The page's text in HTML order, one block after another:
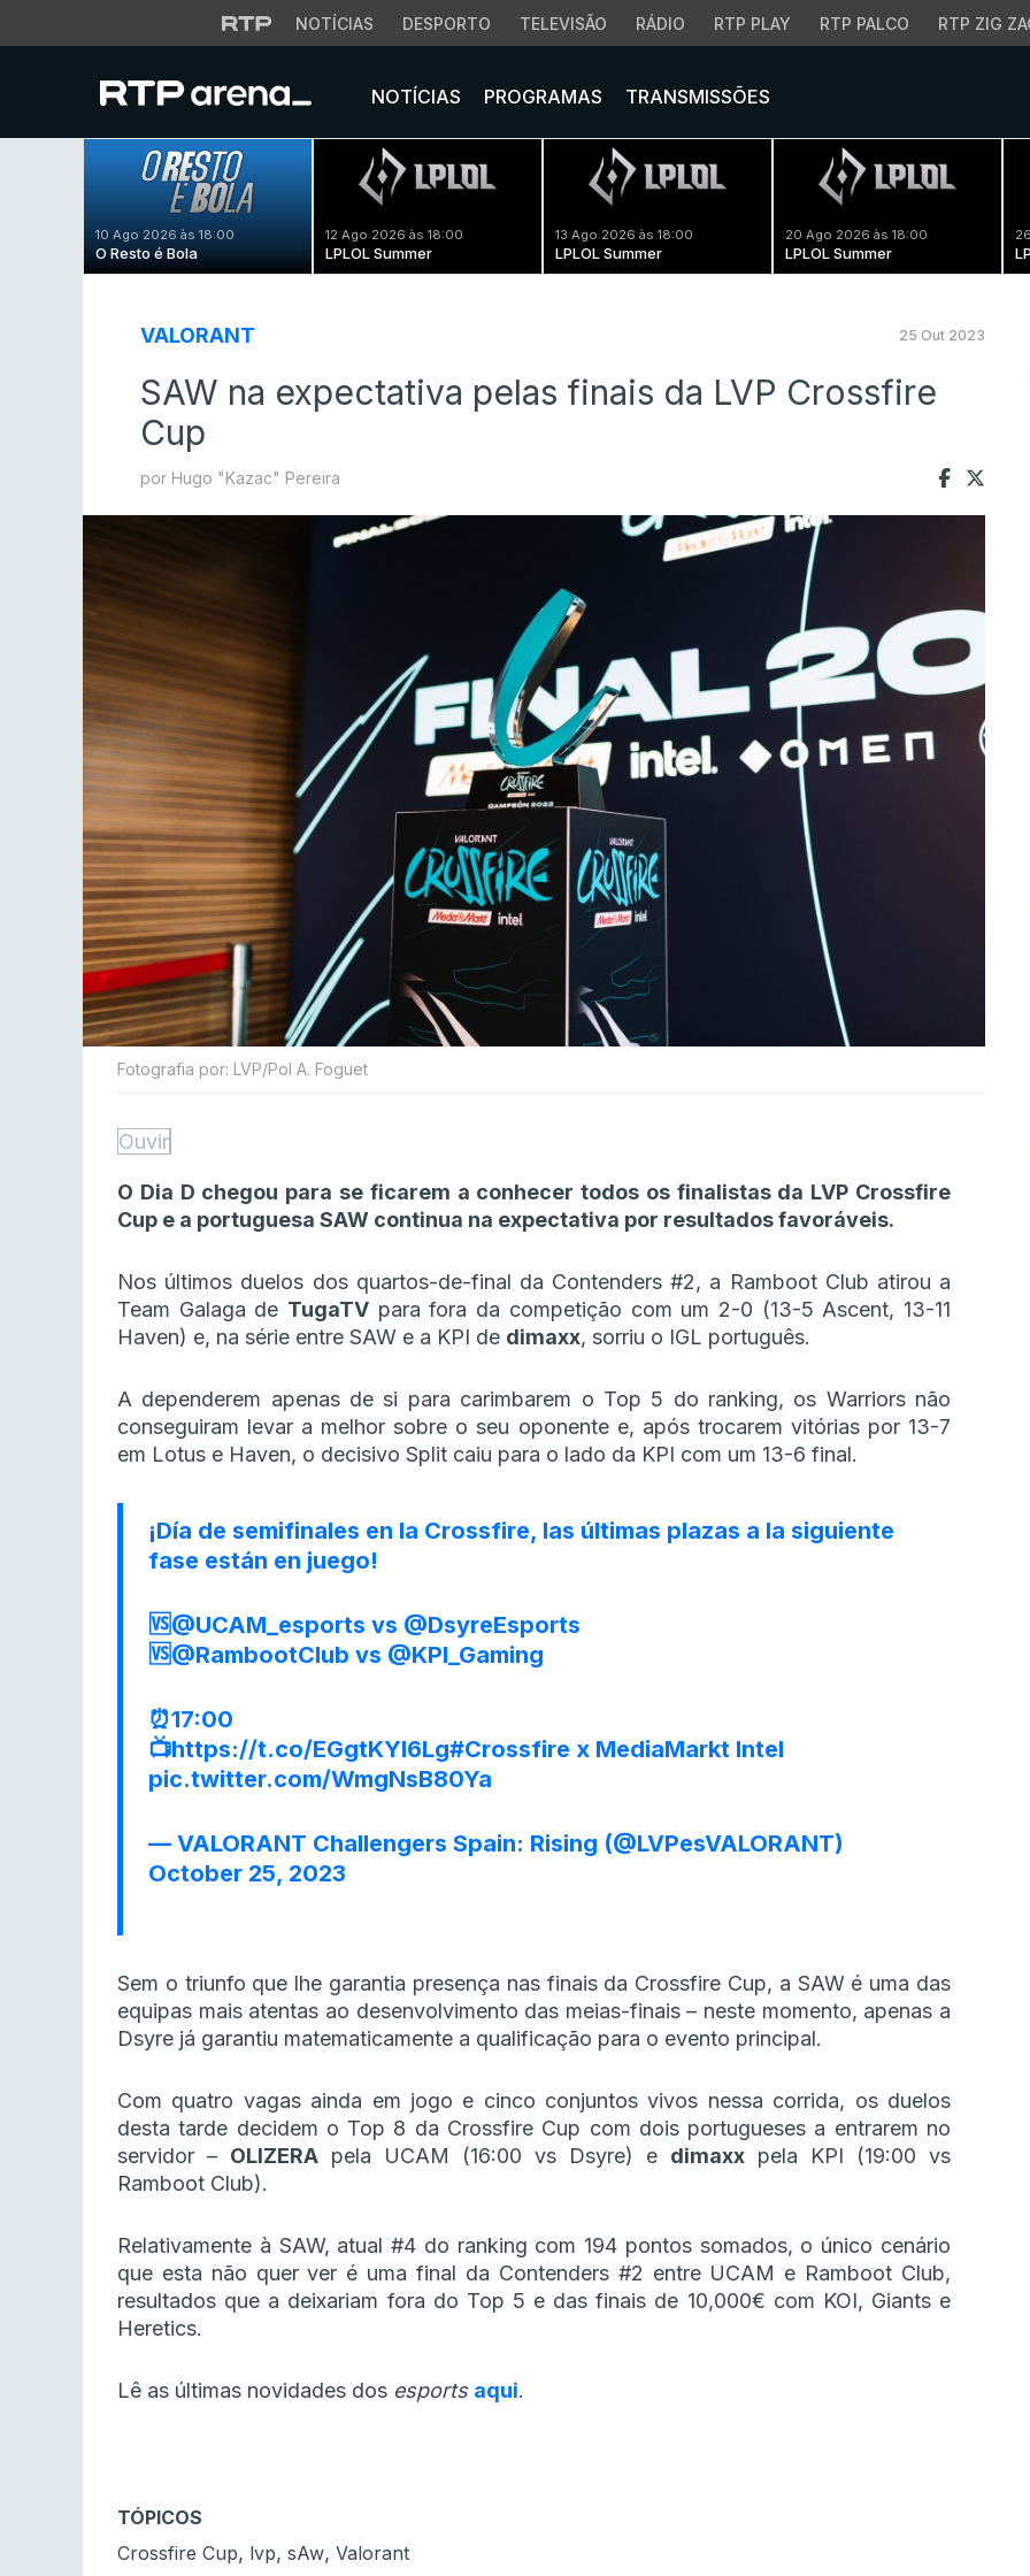
NOTÍCIAS DESPORTO TELEVISÃO RÁDIO RTP PLAY RTP PALCO RTP ZIG
NOTÍCIAS PROGRAMAS TRANSMISSÕES
10 Ago 2026 às 18:00
O Resto é Bola
12 Ago 2026 às 18:00
LPLOL Summer
13 Ago 2026 às 18:00
LPLOL Summer
20 Ago 2026 às 18:00
LPLOL Summer
VALORANT 25 Out 2023
SAW na expectativa pelas finais da LVP Crossfire
Cup
por Hugo "Kazac" Pereira
Fotografia por: LVP/Pol A. Foguet
Ouvir
O Dia D chegou para se ficarem a conhecer todos os finalistas da LVP Crossfire
Cup e a portuguesa SAW continua na expectativa por resultados favoráveis.
Nos últimos duelos dos quartos-de-final da Contenders #2, a Ramboot Club atirou a
Team Galaga de TugaTV para fora da competição com um 2-0 (13-5 Ascent, 13-11
Haven) e, na série entre SAW e a KPI de dimaxx, sorriu o IGL português.
A dependerem apenas de si para carimbarem o Top 5 do ranking, os Warriors não
conseguiram levar a melhor sobre o seu oponente e, após trocarem vitórias por 13-7
em Lotus e Haven, o decisivo Split caiu para o lado da KPI com um 13-6 final.
¡Día de semifinales en la Crossfire, las últimas plazas a la siguiente
fase están en juego!
🆚@UCAM_esports vs @DsyreEsports
🆚@RambootClub vs @KPI_Gaming
⏰17:00
📺https://t.co/EGgtKYl6Lg#Crossfire x MediaMarkt Intel
pic.twitter.com/WmgNsB80Ya
— VALORANT Challengers Spain: Rising (@LVPesVALORANT)
October 25, 2023
Sem o triunfo que lhe garantia presença nas finais da Crossfire Cup, a SAW é uma das
equipas mais atentas ao desenvolvimento das meias-finais – neste momento, apenas a
Dsyre já garantiu matematicamente a qualificação para o evento principal.
Com quatro vagas ainda em jogo e cinco conjuntos vivos nessa corrida, os duelos
desta tarde decidem o Top 8 da Crossfire Cup com dois portugueses a entrarem no
servidor – OLIZERA pela UCAM (16:00 vs Dsyre) e dimaxx pela KPI (19:00 vs
Ramboot Club).
Relativamente à SAW, atual #4 do ranking com 194 pontos somados, o único cenário
que esta não quer ver é uma final da Contenders #2 entre UCAM e Ramboot Club,
resultados que a deixariam fora do Top 5 e das finais de 10,000€ com KOI, Giants e
Heretics.
Lê as últimas novidades dos esports aqui.
TÓPICOS
Crossfire Cup, lvp, sAw, Valorant